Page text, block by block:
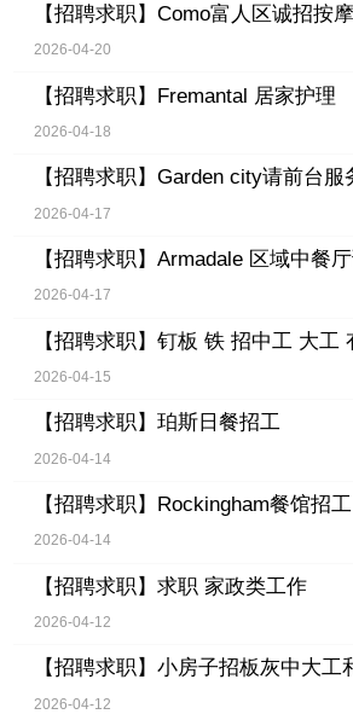
【招聘求职】 Como富人区诚招按
2026-04-20
【招聘求职】 Fremantal 居家护理
2026-04-18
【招聘求职】 Garden city请前台服
2026-04-17
【招聘求职】 Armadale 区域中餐
2026-04-17
【招聘求职】 钉板 铁 招中工 大工
2026-04-15
【招聘求职】 珀斯日餐招工
2026-04-14
【招聘求职】 Rockingham餐馆招工
2026-04-14
【招聘求职】 求职 家政类工作
2026-04-12
【招聘求职】 小房子招板灰中大工
2026-04-12